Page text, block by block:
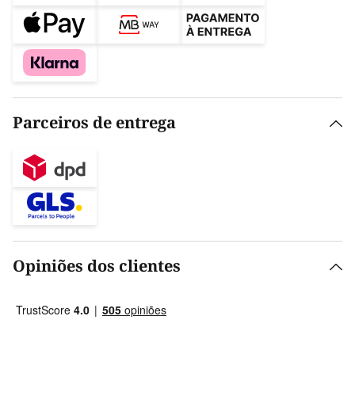
Parceiros de entrega
Opiniões dos clientes